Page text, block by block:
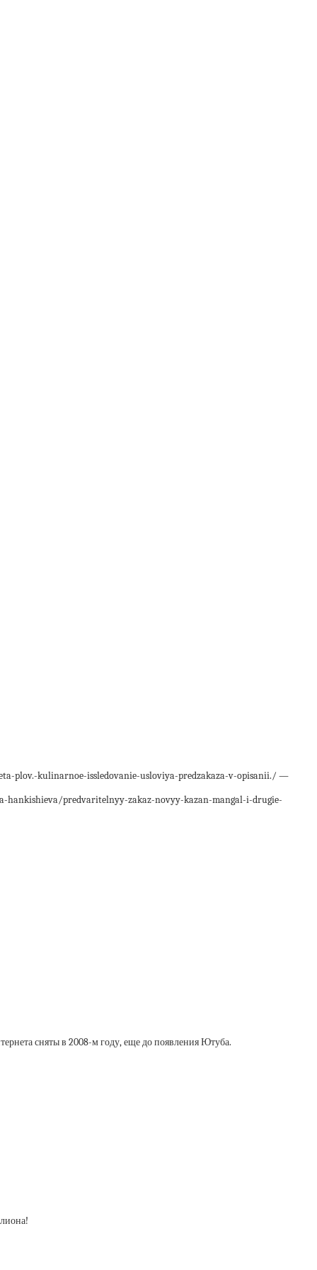
plov.-kulinarnoe-issledovanie-usloviya-predzakaza-v-opisanii./ —
hankishieva/predvaritelnyy-zakaz-novyy-kazan-mangal-i-drugie-
сняты в 2008-м году, еще до появления Ютуба.